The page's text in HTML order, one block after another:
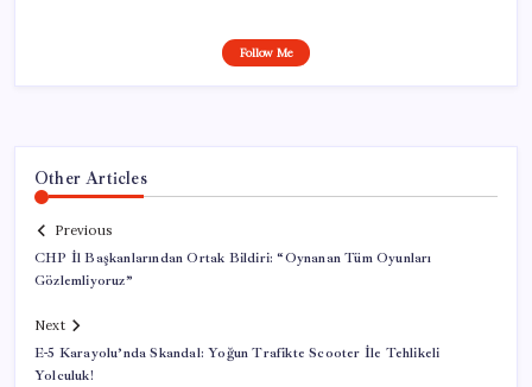
Follow Me
Other Articles
Previous
CHP İl Başkanlarından Ortak Bildiri: “Oynanan Tüm Oyunları
Gözlemliyoruz”
Next
E-5 Karayolu’nda Skandal: Yoğun Trafikte Scooter İle Tehlikeli
Yolculuk!